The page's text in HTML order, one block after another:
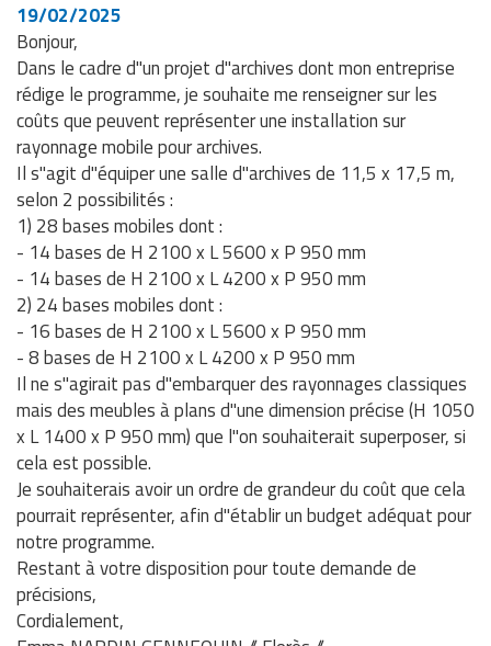
19/02/2025
Bonjour,
Dans le cadre d"un projet d"archives dont mon entreprise
rédige le programme, je souhaite me renseigner sur les
coûts que peuvent représenter une installation sur
rayonnage mobile pour archives.
Il s"agit d"équiper une salle d"archives de 11,5 x 17,5 m,
selon 2 possibilités :
1) 28 bases mobiles dont :
- 14 bases de H 2100 x L 5600 x P 950 mm
- 14 bases de H 2100 x L 4200 x P 950 mm
2) 24 bases mobiles dont :
- 16 bases de H 2100 x L 5600 x P 950 mm
- 8 bases de H 2100 x L 4200 x P 950 mm
Il ne s"agirait pas d"embarquer des rayonnages classiques
mais des meubles à plans d"une dimension précise (H 1050
x L 1400 x P 950 mm) que l"on souhaiterait superposer, si
cela est possible.
Je souhaiterais avoir un ordre de grandeur du coût que cela
pourrait représenter, afin d"établir un budget adéquat pour
notre programme.
Restant à votre disposition pour toute demande de
précisions,
Cordialement,